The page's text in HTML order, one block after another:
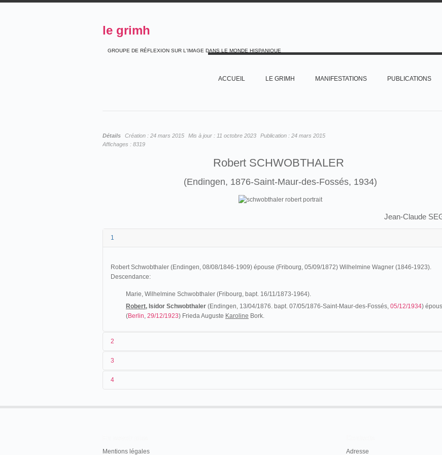
le grimh
GROUPE DE RÉFLEXION SUR L'IMAGE DANS LE MONDE HISPANIQUE
ACCUEIL LE GRIMH MANIFESTATIONS PUBLICATIONS
Détails Création : 24 mars 2015 Mis à jour : 11 octobre 2023 Publication : 24 mars 2015
Affichages : 8319
Robert SCHWOBTHALER
(Endingen, 1876-Saint-Maur-des-Fossés, 1934)
Jean-Claude
1
Robert Schwobthaler (Endingen, 08/08/1846-1909) épouse (Fribourg, 05/09/1872) Wilhelmine Wagner (1846-1923).
Descendance:
Marie, Wilhelmine Schwobthaler (Fribourg, bapt. 16/11/1873-1964).
Robert, Isidor Schwobthaler (Endingen, 13/04/1876. bapt. 07/05/1876-Saint-Maur-des-Fossés, 05/12/1934)
(Berlin, 29/12/1923) Frieda Auguste Karoline Bork.
2
3
4
Mentions légales Adresse